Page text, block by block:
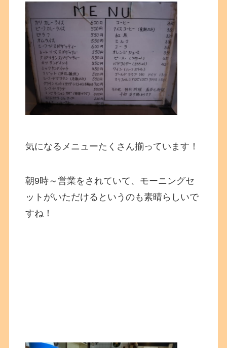
気になるメニューたくさん揃っています！
朝9時～営業をされていて、モーニングセ
ットがいただけるというのも素晴らしいで
すね！